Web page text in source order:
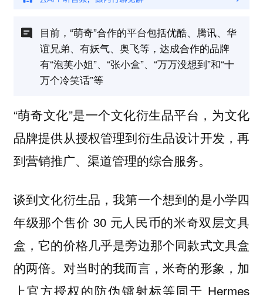
目前，“萌奇”合作的平台包括优酷、腾讯、华
谊兄弟、有妖气、奥飞等，达成合作的品牌
有“泡芙小姐”、“张小盒”、“万万没想到”和“十
万个冷笑话”等
“萌奇文化”是一个文化衍生品平台，为文化
品牌提供从授权管理到衍生品设计开发，再
到营销推广、渠道管理的综合服务。
谈到文化衍生品，我第一个想到的是小学四
年级那个售价 30 元人民币的米奇双层文具
盒，它的价格几乎是旁边那个同款式文具盒
的两倍。对当时的我而言，米奇的形象，加
上官方授权的防伪镭射标等同于 Hermes